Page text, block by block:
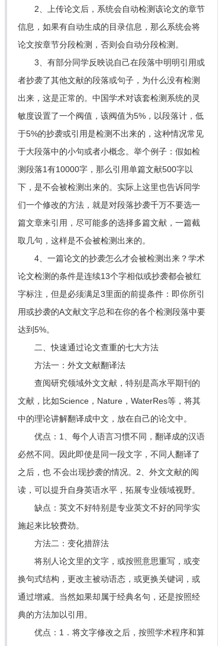
2、上传论文后，系统会自动检测该论文的章节
信息，如果有自动生成的目录信息，那么系统会将
论文按章节分段检测，否则会自动分段检测。
3、有部分同学反映说自己在段落中明明引用或
者抄袭了其他文献的段落或句子，为什么没有检测
出来，这是正常的。中国学术对该套检测系统的灵
敏度设置了一个阀值，该阀值为5%，以段落计，低
于5%的抄袭或引用是检测不出来的，这种情况常见
于大段落中的小句或者小概念。举个例子：假如检
测段落1有10000字，那么引用单篇文献500字以
下，是不会被检测出来的。实际上这里也告诉同学
们一个修改的方法，就是对段落抄袭千万不要选一
篇文章来引用，尽可能多的选择多篇文献，一篇截
取几句，这样是不会被检测出来的。
4、一篇论文的抄袭怎么才会被检测出来？学术
论文检测的条件是连续13个字相似或抄袭都会被红
字标注，但是必须满足3里面的前提条件：即你所引
用或抄袭的A文献文字总和在你的各个检测段落中要
达到5%。
二、快速通过论文查重的七大方法
方法一：外文文献翻译法
查阅研究领域外文文献，特别是高水平期刊的
文献，比如Science，Nature，WaterRes等，将其
中的理论讲解翻译成中文，放在自己的论文中。
优点：1、每个人语言习惯不同，翻译成的汉语
必然不同。因此即使是同一段文字，不同人翻译了
之后，也 不会出现抄袭的情况。2、外文文献的阅
读，可以提升自身英语水平，拓展专业领域视野。
缺点：英文不好特别是专业英文不好的同学实
施起来比较费劲。
方法二：变化措辞法
将别人论文里的文字，或按照意思重写，或变
换句式结构，更改主被动语态，或更换关键词，或
通过增减。当然如果却属于经典名句，还是按照经
典的方法加以引用。
优点：1．将文字修改之后，按照学术程序和算